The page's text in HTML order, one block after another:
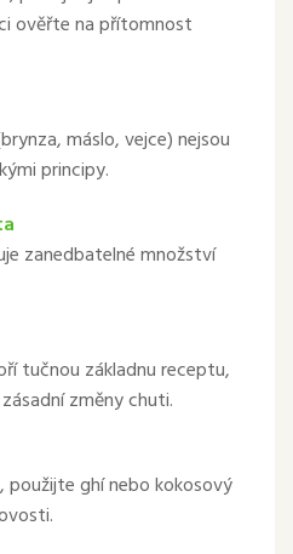
ověřte na přítomnost
máslo, vejce) nejsou
principy.
zanedbatelné množství
tučnou základnu receptu,
změny chuti.
použijte ghí nebo kokosový